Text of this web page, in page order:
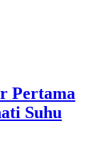
Pertama
Suhu